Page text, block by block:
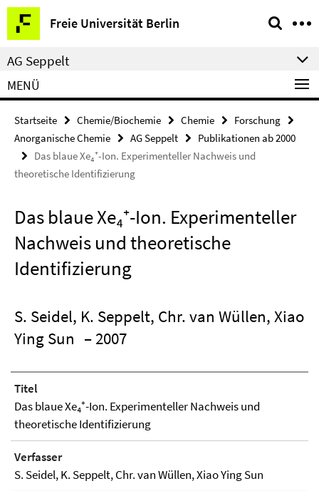
Springe
direkt
zu
Inhalt
Freie Universität Berlin
Service-
Navigation
AG Seppelt
MENÜ
Startseite Chemie/Biochemie Chemie
Forschung
Anorganische Chemie
AG Seppelt
Publikationen ab 2000
Das blaue Xe₄⁺-Ion. Experimenteller Nachweis und
theoretische Identifizierung
Das blaue Xe₄⁺-Ion. Experimenteller
Nachweis und theoretische
Identifizierung
S. Seidel, K. Seppelt, Chr. van Wüllen, Xiao
Ying Sun – 2007
Titel
Das blaue Xe₄⁺-Ion. Experimenteller Nachweis und
theoretische Identifizierung
Verfasser
S. Seidel, K. Seppelt, Chr. van Wüllen, Xiao Ying Sun